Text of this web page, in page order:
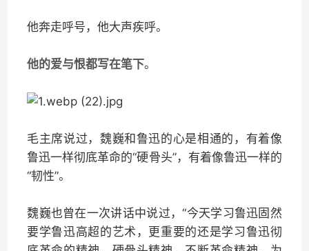
他奔走呼号，他大声疾呼。
他的爱与恨都写在笔下。
毛主席说过，魏巍和鲁迅的心是相通的，有着像
鲁迅一样彻底革命的“硬骨头”，有着像鲁迅一样的
“韧性”。
魏巍也曾在一次讲话中说过，“今天学习鲁迅固然
要学鲁迅高超的艺术，更重要的还是学习鲁迅彻